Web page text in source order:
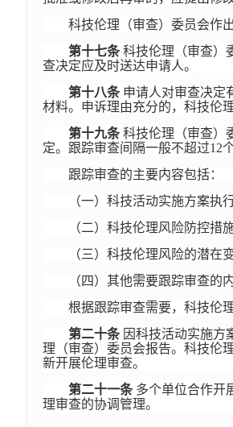
科技伦理（审查）委员会作
第十七条科技伦理（审查）
查决定应及时送达申请人。
第十八条申请人对审查决定
材料。申诉理由充分的，科技伦
第十九条科技伦理（审查）
定。跟踪审查间隔一般不超过12个
跟踪审查的主要内容包括：
（一）科技活动实施方案执
（二）科技伦理风险防控措
（三）科技伦理风险的潜在
（四）其他需要跟踪审查的内
根据跟踪审查需要，科技伦
第二十条因科技活动实施方
理（审查）委员会报告。科技伦
新开展伦理审查。
第二十一条多个单位合作开
理审查的协调管理。